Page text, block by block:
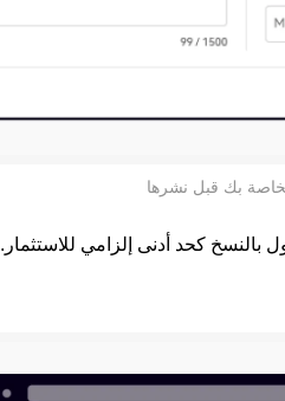
بك قبل نشرها
بالنسخ كحد أدنى إلزامي للاستثمار.